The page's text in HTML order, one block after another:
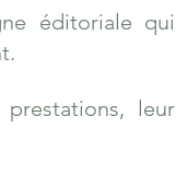
éditoriale qui
leur